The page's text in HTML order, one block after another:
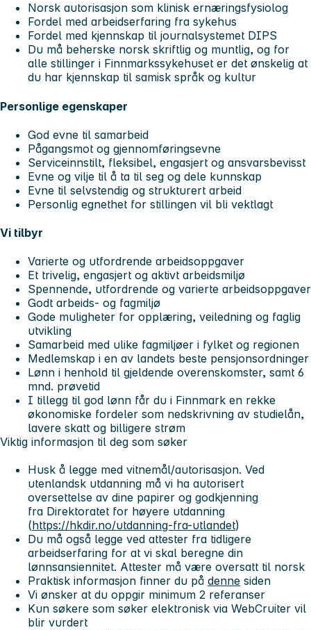
Norsk autorisasjon som klinisk ernæringsfysiolog
Fordel med arbeidserfaring fra sykehus
Fordel med kjennskap til journalsystemet DIPS
Du må beherske norsk skriftlig og muntlig, og for
alle stillinger i Finnmarkssykehuset er det ønskelig at
du har kjennskap til samisk språk og kultur
Personlige egenskaper
God evne til samarbeid
Pågangsmot og gjennomføringsevne
Serviceinnstilt, fleksibel, engasjert og ansvarsbevisst
Evne og vilje til å ta til seg og dele kunnskap
Evne til selvstendig og strukturert arbeid
Personlig egnethet for stillingen vil bli vektlagt
Vi tilbyr
Varierte og utfordrende arbeidsoppgaver
Et trivelig, engasjert og aktivt arbeidsmiljø
Spennende, utfordrende og varierte arbeidsoppgaver
Godt arbeids- og fagmiljø
Gode muligheter for opplæring, veiledning og faglig
utvikling
Samarbeid med ulike fagmiljøer i fylket og regionen
Medlemskap i en av landets beste pensjonsordninger
Lønn i henhold til gjeldende overenskomster, samt 6
mnd. prøvetid
I tillegg til god lønn får du i Finnmark en rekke
økonomiske fordeler som nedskrivning av studielån,
lavere skatt og billigere strøm
Viktig informasjon til deg som søker
Husk å legge med vitnemål/autorisasjon. Ved
utenlandsk utdanning må vi ha autorisert
oversettelse av dine papirer og godkjenning
fra Direktoratet for høyere utdanning
(https://hkdir.no/utdanning-fra-utlandet)
Du må også legge ved attester fra tidligere
arbeidserfaring for at vi skal beregne din
lønnsansiennitet. Attester må være oversatt til norsk
Praktisk informasjon finner du på denne siden
Vi ønsker at du oppgir minimum 2 referanser
Kun søkere som søker elektronisk via WebCruiter vil
blir vurdert